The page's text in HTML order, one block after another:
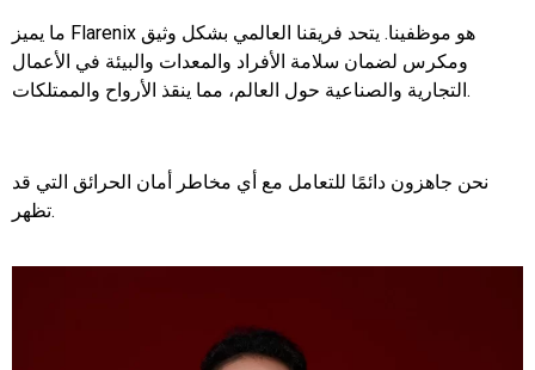
ما يميز Flarenix هو موظفينا. يتحد فريقنا العالمي بشكل وثيق
ومكرس لضمان سلامة الأفراد والمعدات والبيئة في الأعمال
التجارية والصناعية حول العالم، مما ينقذ الأرواح والممتلكات.
نحن جاهزون دائمًا للتعامل مع أي مخاطر أمان الحرائق التي قد
تظهر.